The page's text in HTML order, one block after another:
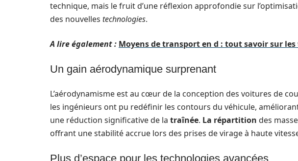
technique, mais le fruit d’une réflexion approfondie sur
des nouvelles technologies.
A lire également : Moyens de transport en d : tout savoir sur
Un gain aérodynamique surprenant
L’aérodynamisme est au cœur de la conception des voitures de
les ingénieurs ont pu redéfinir les contours du véhicule,
une réduction significative de la traînée. La répartition des
offrant une stabilité accrue lors des prises de virage à haute
Plus d’espace pour les technologies avancées